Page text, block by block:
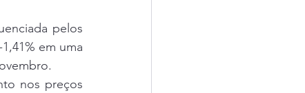
pelos
em uma
nos preços